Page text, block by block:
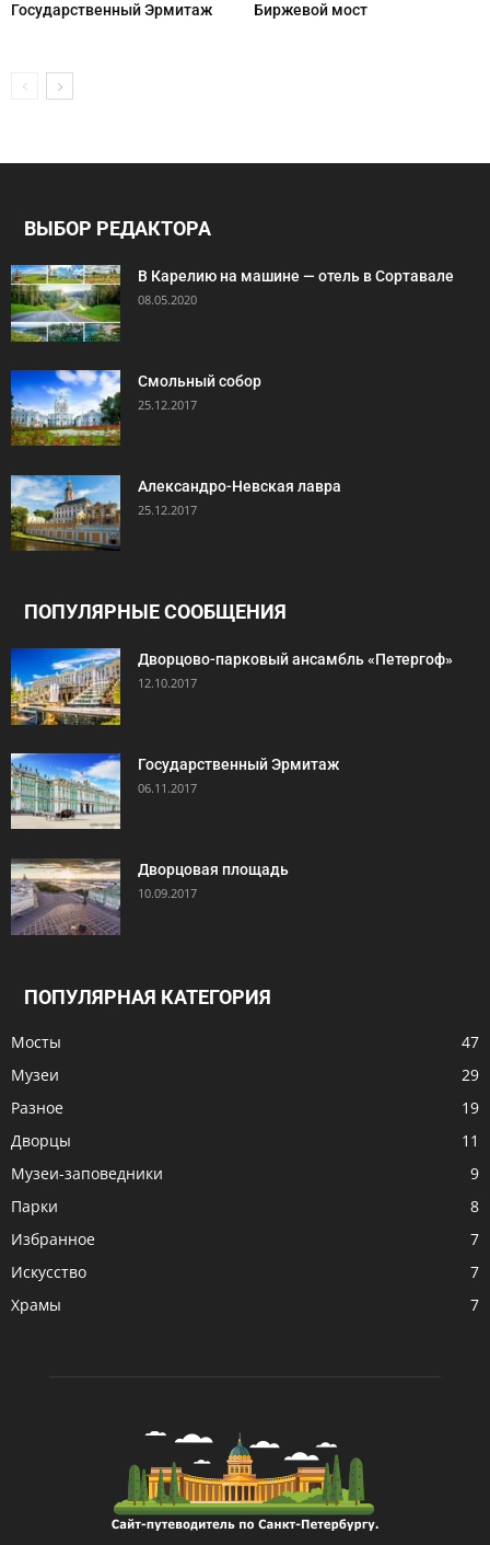
Государственный Эрмитаж Биржевой мост
ВЫБОР РЕДАКТОРА
В Карелию на машине — отель в Сортавале
08.05.2020
Смольный собор
25.12.2017
Александро-Невская лавра
25.12.2017
ПОПУЛЯРНЫЕ СООБЩЕНИЯ
Дворцово-парковый ансамбль «Петергоф»
12.10.2017
Государственный Эрмитаж
06.11.2017
Дворцовая площадь
10.09.2017
ПОПУЛЯРНАЯ КАТЕГОРИЯ
Мосты
47
Музеи
29
Разное
19
Дворцы
11
Музеи-заповедники
9
Парки
8
Избранное
7
Искусство
7
Храмы
7